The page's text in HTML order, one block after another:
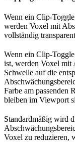
Wenn ein Clip-
werden Voxel mit
vollständig
Wenn ein Clip-
ist, werden Voxel mit
Schwelle auf die
Farbe am passenden
bleiben im Viewport
Standardmäßig wird
Voxel zu reduzieren,